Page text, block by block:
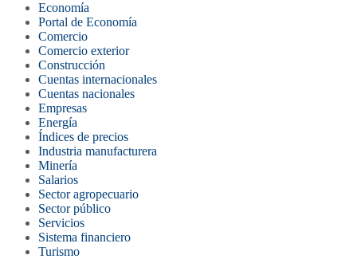
Economía
Portal de Economía
Comercio
Comercio exterior
Construcción
Cuentas internacionales
Cuentas nacionales
Empresas
Energía
Índices de precios
Industria manufacturera
Minería
Salarios
Sector agropecuario
Sector público
Servicios
Sistema financiero
Turismo